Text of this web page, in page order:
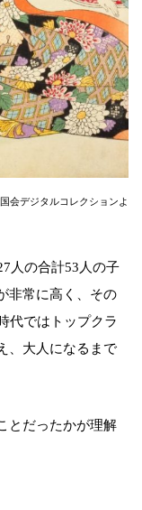
会デジタルコレクションよ
人の合計53人の子
非常に高く、その
代ではトップクラ
、大人になるまで
とだったかが理解